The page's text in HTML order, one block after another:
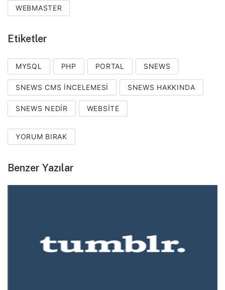
WEBMASTER
Etiketler
MYSQL PHP PORTAL SNEWS
SNEWS CMS İNCELEMESI SNEWS HAKKINDA
SNEWS NEDIR WEBSITE
YORUM BIRAK
Benzer Yazılar